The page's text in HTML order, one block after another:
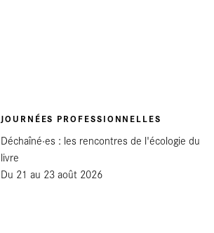
JOURNÉES PROFESSIONNELLES
Déchaîné·es : les rencontres de l'écologie du
livre
Du 21 au 23 août 2026